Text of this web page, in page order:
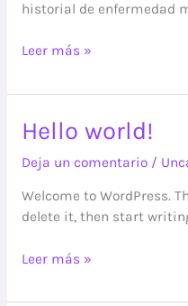
historial de enfermedad
Leer más »
Hello world!
Deja un comentario /
Welcome to WordPress.
delete it, then start
Hello
Leer más »